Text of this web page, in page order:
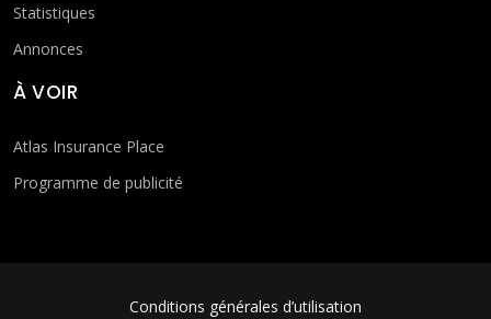
Statistiques
Annonces
À VOIR
Atlas Insurance Place
Programme de publicité
FOOTER MENUConditions générales d’utilisation